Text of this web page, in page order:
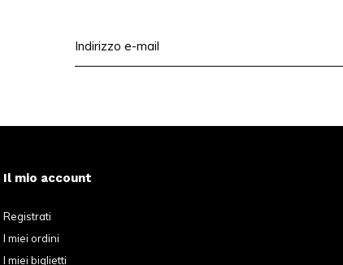
Il mio account
Registrati
I miei ordini
I miei biglietti